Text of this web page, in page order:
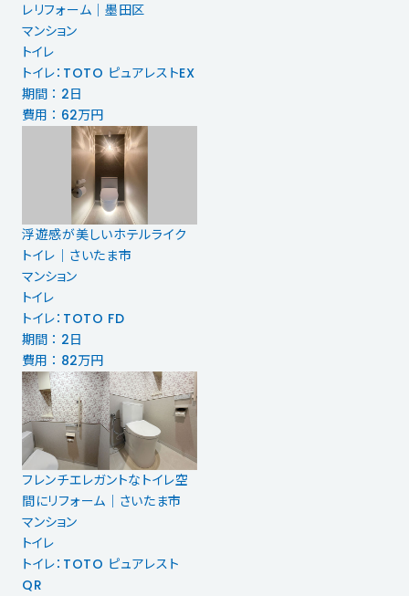
レリフォーム｜墨田区
マンション
トイレ
トイレ：TOTO ピュアレストEX
期間 ： 2日
費用 ： 62万円
浮遊感が美しいホテルライク
トイレ｜さいたま市
マンション
トイレ
トイレ：TOTO FD
期間 ： 2日
費用 ： 82万円
フレンチエレガントなトイレ空
間にリフォーム｜さいたま市
マンション
トイレ
トイレ：TOTO ピュアレスト
QR